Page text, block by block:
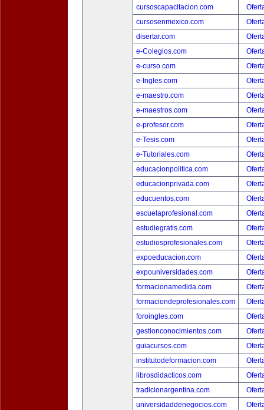
cursoscapacitacion.com
cursosenmexico.com
disertar.com
e-Colegios.com
e-curso.com
e-Ingles.com
e-maestro.com
e-maestros.com
e-profesor.com
e-Tesis.com
e-Tutoriales.com
educacionpolitica.com
educacionprivada.com
educuentos.com
escuelaprofesional.com
estudiegratis.com
estudiosprofesionales.com
expoeducacion.com
expouniversidades.com
formacionamedida.com
formaciondeprofesionales.com
foroingles.com
gestionconocimientos.com
guiacursos.com
institutodeformacion.com
librosdidacticos.com
tradicionargentina.com
universidaddenegocios.com